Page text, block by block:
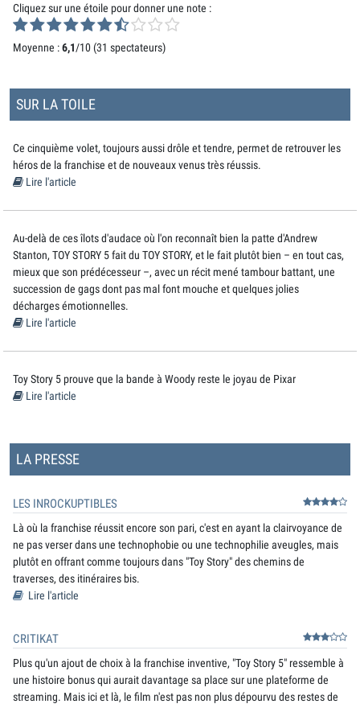
Cliquez sur une étoile pour donner une note :
Moyenne :6,1/10 (31 spectateurs)
SUR LA TOILE
Ce cinquième volet, toujours aussi drôle et tendre, permet de retrouver les
héros de la franchise et de nouveaux venus très réussis.
Lire l'article
Au-delà de ces îlots d'audace où l'on reconnaît bien la patte d'Andrew
Stanton, TOY STORY 5 fait du TOY STORY, et le fait plutôt bien – en tout cas,
mieux que son prédécesseur –, avec un récit mené tambour battant, une
succession de gags dont pas mal font mouche et quelques jolies
décharges émotionnelles.
Lire l'article
Toy Story 5 prouve que la bande à Woody reste le joyau de Pixar
Lire l'article
LA PRESSE
LES INROCKUPTIBLES
Là où la franchise réussit encore son pari, c'est en ayant la clairvoyance de
ne pas verser dans une technophobie ou une technophilie aveugles, mais
plutôt en offrant comme toujours dans "Toy Story" des chemins de
traverses, des itinéraires bis.
Lire l'article
CRITIKAT
Plus qu'un ajout de choix à la franchise inventive, "Toy Story 5" ressemble à
une histoire bonus qui aurait davantage sa place sur une plateforme de
streaming. Mais ici et là, le film n'est pas non plus dépourvu des restes de